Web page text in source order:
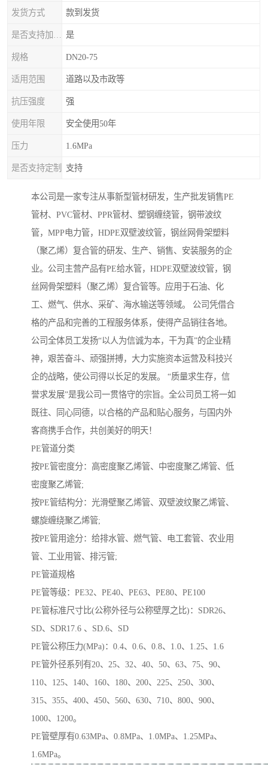
发货方式 款到发货
是
规格 DN20-75
适用范围 道路以及市政等
抗压强度 强
使用年限 安全使用50年
压力 1.6MPa
是否支持定制 支持
本公司是一家专注从事新型管材研发，生产批发销售PE
管材、PVC管材、PPR管材、塑钢缠绕管，钢带波纹
管，MPP电力管，HDPE双壁波纹管，钢丝网骨架塑料
（聚乙烯）复合管的研发、生产、销售、安装服务的企
业。公司主营产品有PE给水管，HDPE双壁波纹管，钢
丝网骨架塑料（聚乙烯）复合管等。应用于石油、化
工、燃气、供水、采矿、海水输送等领域。 公司凭借合
格的产品和完善的工程服务体系，使得产品销往各地。
公司全体员工发扬“以人为信诚为本，干为真”的企业精
神，艰苦奋斗、顽强拼搏，大力实施资本运营及科技兴
企的战略，使公司得以长足的发展。 “质量求生存，信
誉求发展”是我公司一贯恪守的宗旨。全公司员工将一如
既往、同心同德，以合格的产品和贴心服务，与国内外
客商携手合作，共创美好的明天！
PE管道分类
按PE管密度分：高密度聚乙烯管、中密度聚乙烯管、低
密度聚乙烯管;
按PE管结构分：光滑壁聚乙烯管、双壁波纹聚乙烯管、
螺旋缠绕聚乙烯管;
按PE管用途分：给排水管、燃气管、电工套管、农业用
管、工业用管、排污管;
PE管道规格
PE管等级：PE32、PE40、PE63、PE80、PE100
PE管标准尺寸比(公称外径与公称壁厚之比)：SDR26、
SD、SDR17.6 、SD.6、SD
PE管公称压力(MPa)：0.4、0.6、0.8、1.0、1.25、1.6
PE管外径系列有20、25、32、40、50、63、75、90、
110、125、140、160、180、200、225、250、300、
315、355、400、450、560、630、710、800、900、
1000、1200。
PE管壁厚有0.63MPa、0.8MPa、1.0MPa、1.25MPa、
1.6MPa。